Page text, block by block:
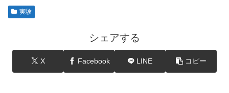
実験
シェアする
X Facebook LINE コピー